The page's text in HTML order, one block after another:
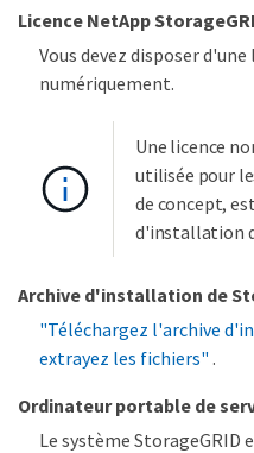
Licence NetApp
Vous devez disposer
numériquement.
Une licence
utilisée pour
de concept,
d'installation
Archive d'installation de
"Téléchargez l'archive
extrayez les fichiers" .
Ordinateur portable de
Le système